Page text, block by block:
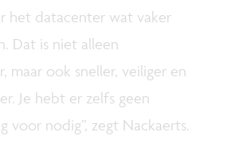
het datacenter wat vaker
Dat is niet alleen
maar ook sneller, veiliger en
Je hebt er zelfs geen
voor nodig”, zegt Nackaerts.